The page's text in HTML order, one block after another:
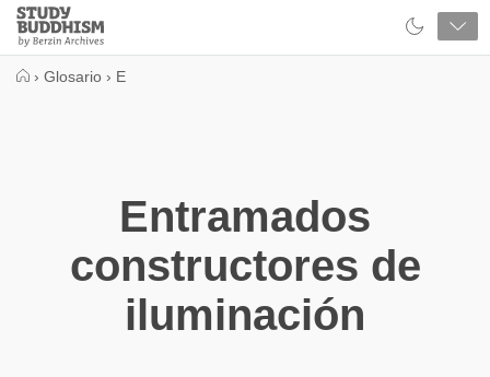
Close
Study
Buddhism
› Glosario › E
Entramados
constructores de
iluminación